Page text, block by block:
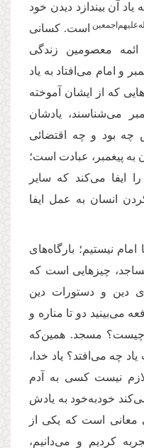
یاد آن بیندازد دیدن خود
است. كسانى
معصومین زندگى
و امام مى‌‌افتاد به یاد
كه از ایشان آموخته
مى‌‌شناسند، یادشان
چه بود و چه اقتضائى
به پیغمبر، عبادت است؛
ایفا مى‌‌كند كه سایر
انسان به عمل ایفا
نیستیم؛ بارگاه‌‌هاى
چیزهایى است كه
دین و دستورات دین
مى‌‌بینید دو تا مناره و
چیست؟ مسجد. همین‌که
چه مى‌‌افتد؟ یاد خدا،
لازم نیست كسى به آدم
خودبه‌خود به یادش
معانى است كه یكى از
كردیم و مى‌‌دانیم،